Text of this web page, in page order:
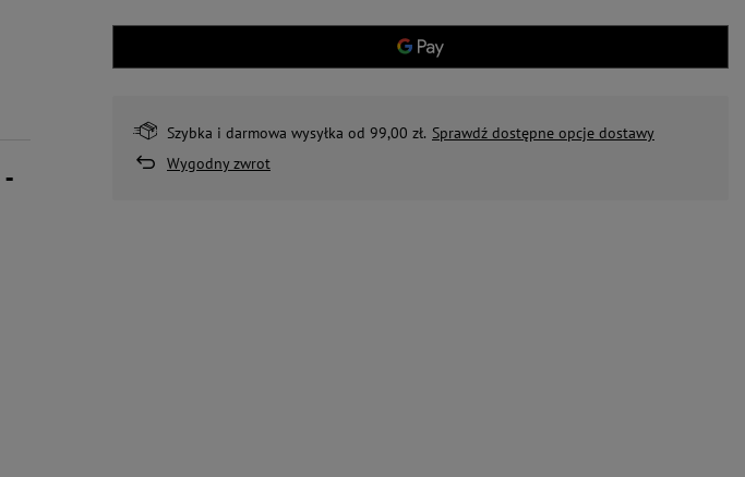
Szybka i darmowa wysyłka od 99,00 zł. Sprawdź dostępne opcje dostawy
Wygodny zwrot